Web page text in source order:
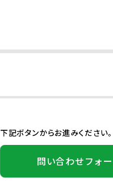
下記ボタンからお進みください。
問い合わせフォ